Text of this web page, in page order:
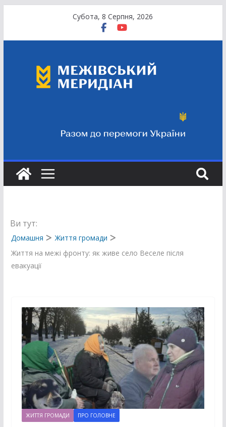
вмісту
Субота, 8 Серпня, 2026
Ви тут:
Домашня
Життя громади
Життя на межі фронту: як живе село Веселе після
евакуації
ЖИТТЯ ГРОМАДИ ПРО ГОЛОВНЕ